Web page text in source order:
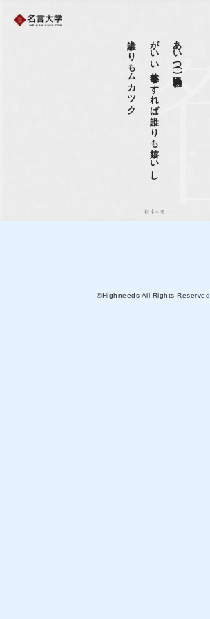
あいつ(浜田雅功)
がいい仕事をすれば誰よりも嬉しいし、
誰よりもムカツク
松本人志
©Highneeds All Rights Reserved.